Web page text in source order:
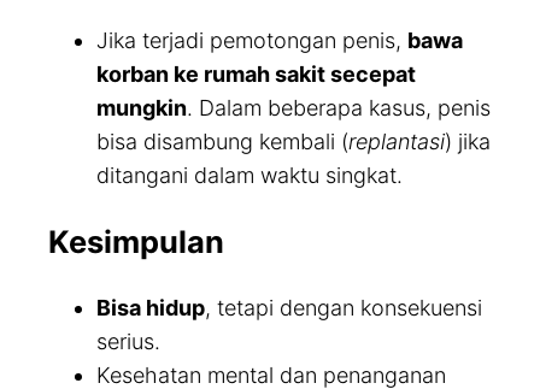
Jika terjadi pemotongan penis, bawa
korban ke rumah sakit secepat
mungkin. Dalam beberapa kasus, penis
bisa disambung kembali (replantasi) jika
ditangani dalam waktu singkat.
Kesimpulan
Bisa hidup, tetapi dengan konsekuensi
serius.
Kesehatan mental dan penanganan